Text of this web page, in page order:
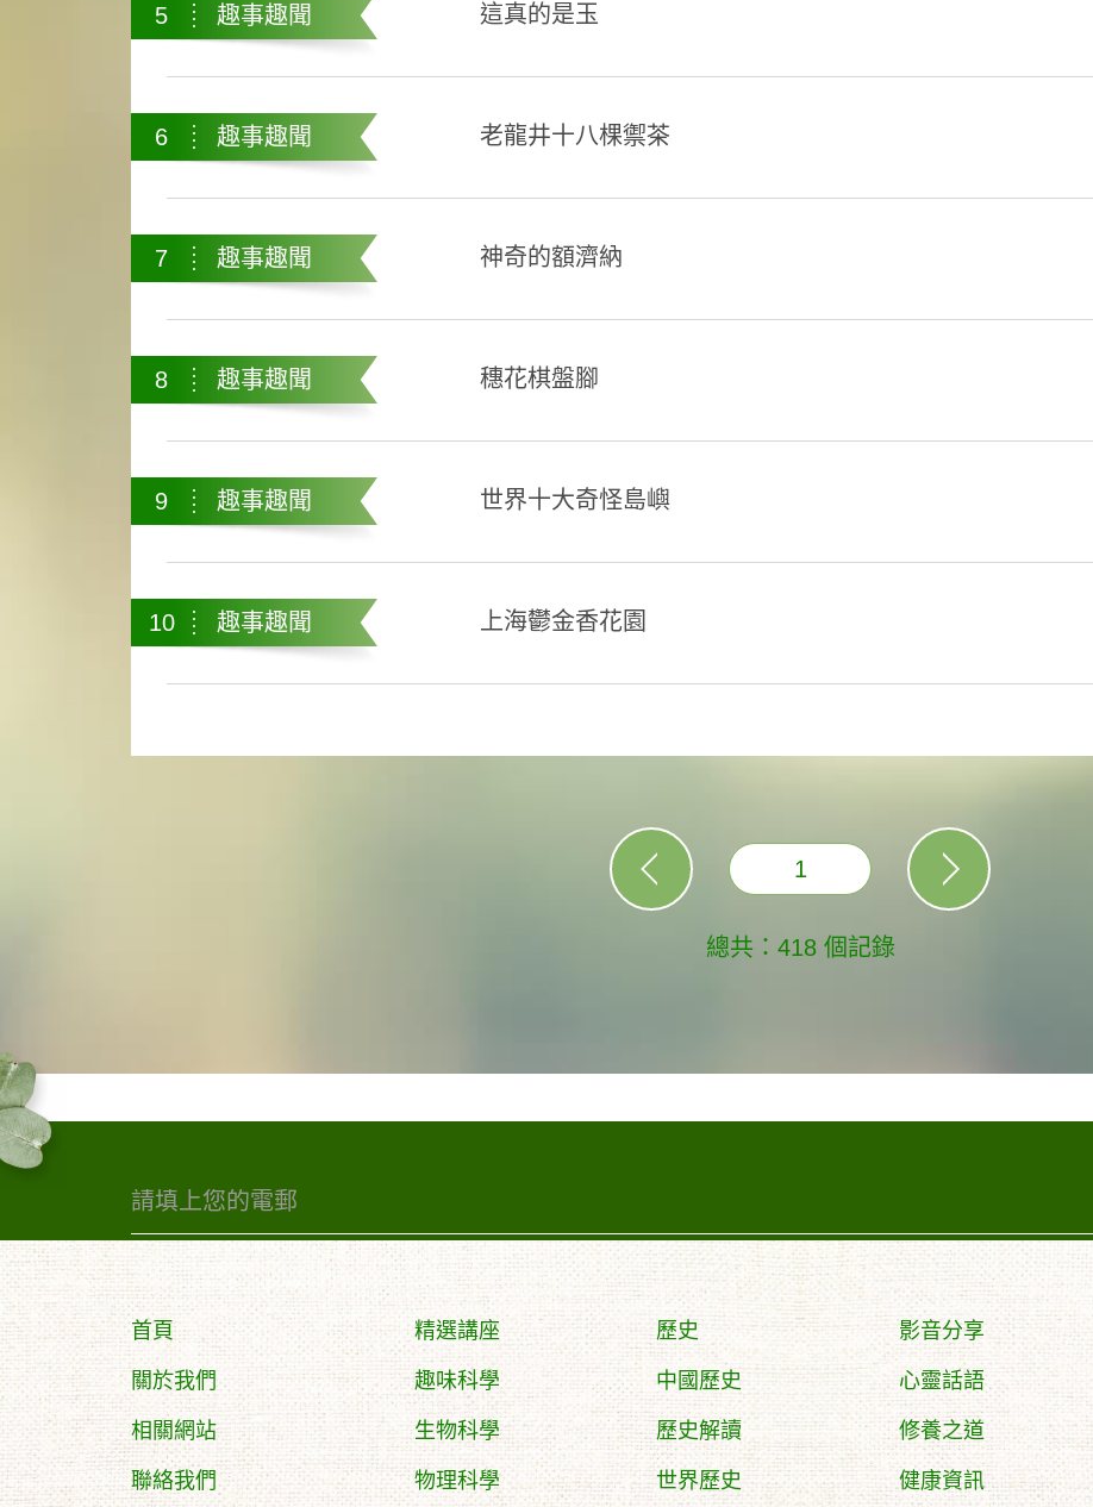
5 趣事趣聞 這真的是玉
6 趣事趣聞 老龍井十八棵禦茶
7 趣事趣聞 神奇的額濟納
8 趣事趣聞 穗花棋盤腳
9 趣事趣聞 世界十大奇怪島嶼
10 趣事趣聞 上海鬱金香花園
1
總共：418 個記錄
首頁
關於我們
相關網站
聯絡我們
精選講座
趣味科學
生物科學
物理科學
歷史
中國歷史
歷史解讀
世界歷史
影音分享
心靈話語
修養之道
健康資訊